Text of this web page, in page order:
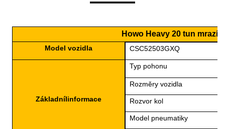
Howo Heavy 20 tun
Model vozidla CSC52503GXQ
ZákladníIinformace
Typ pohonu
Rozměry vozidla
Rozvor kol
Model pneumatiky